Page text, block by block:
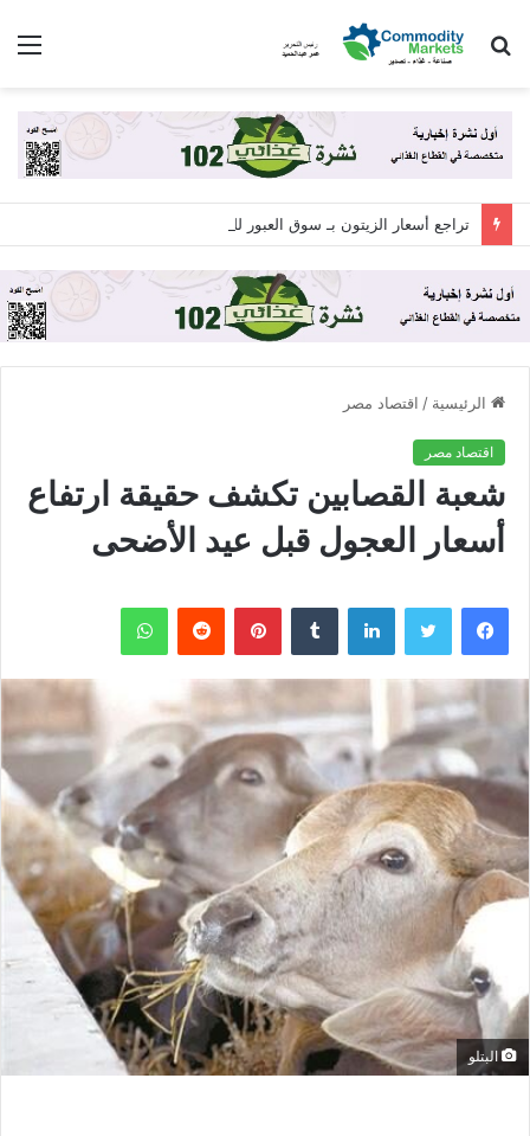
بحث
الرئيسية / اقتصاد مصر
اقتصاد مصر
شعبة القصابين تكشف حقيقة ارتفاع
أسعار العجول قبل عيد الأضحى
فيسبوك تويتر لينكدإن بينتيريست واتساب
البتلو